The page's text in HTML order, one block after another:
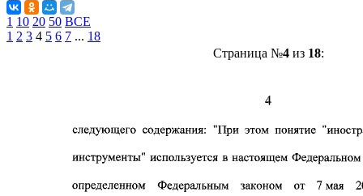
1 10 20 50 ВСЕ
1 2 3 4 5 6 7 ... 18
Страница №4из 18: